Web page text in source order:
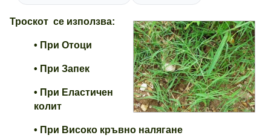
Троскот се използва:
• При Отоци
• При Запек
• При Еластичен
колит
• При Високо кръвно налягане